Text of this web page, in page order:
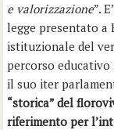
e valorizzazione”.
legge presentato a
istituzionale del
percorso
il suo iter
“storica” del
riferimento per